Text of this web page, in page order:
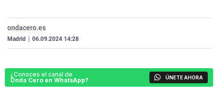
ondacero.es
Madrid 06.09.2024 14:28
¿Conoces el canal de
Onda Cero en WhatsApp?
ÚNETE AHORA